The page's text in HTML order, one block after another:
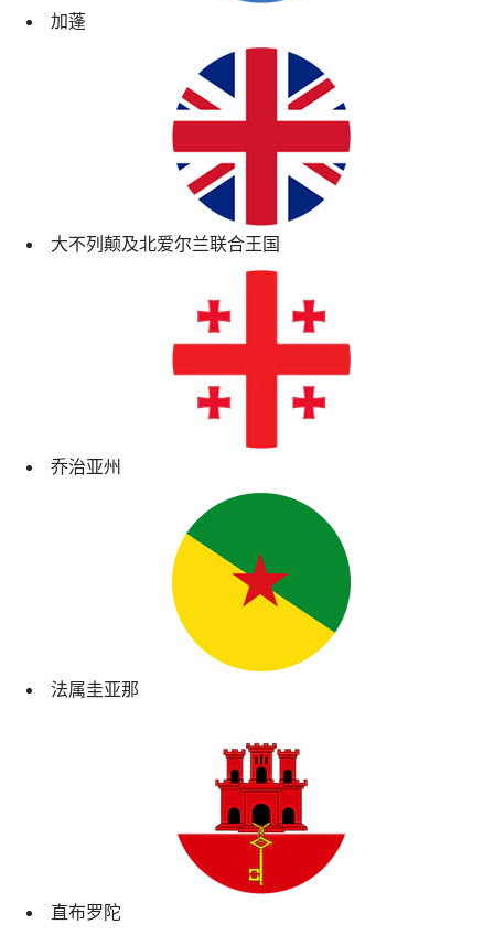
加蓬
大不列颠及北爱尔兰联合王国
乔治亚州
法属圭亚那
直布罗陀